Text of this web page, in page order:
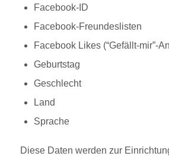
Facebook-ID
Facebook-Freundeslisten
Facebook Likes (“Gefällt-mir”-
Geburtstag
Geschlecht
Land
Sprache
Diese Daten werden zur